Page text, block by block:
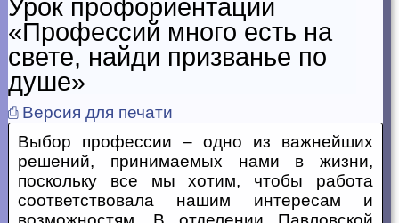
Урок профориентации
«Профессий много есть на
свете, найди призванье по
душе»
⎙ Версия для печати
Выбор профессии – одно из важнейших
решений, принимаемых нами в жизни,
поскольку все мы хотим, чтобы работа
соответствовала нашим интересам и